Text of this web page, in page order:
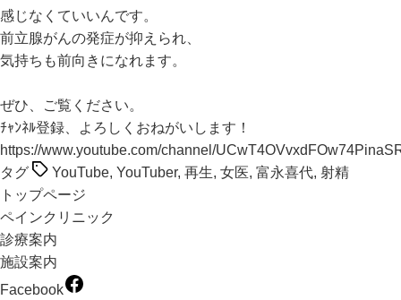
感じなくていいんです。
前立腺がんの発症が抑えられ、
気持ちも前向きになれます。
ぜひ、ご覧ください。
ﾁｬﾝﾈﾙ登録、よろしくおねがいします！
https://www.youtube.com/channel/
タグ
YouTube, YouTuber, 再生, 女医, 富永喜代, 射精
トップページ
ペインクリニック
診療案内
施設案内
Facebook